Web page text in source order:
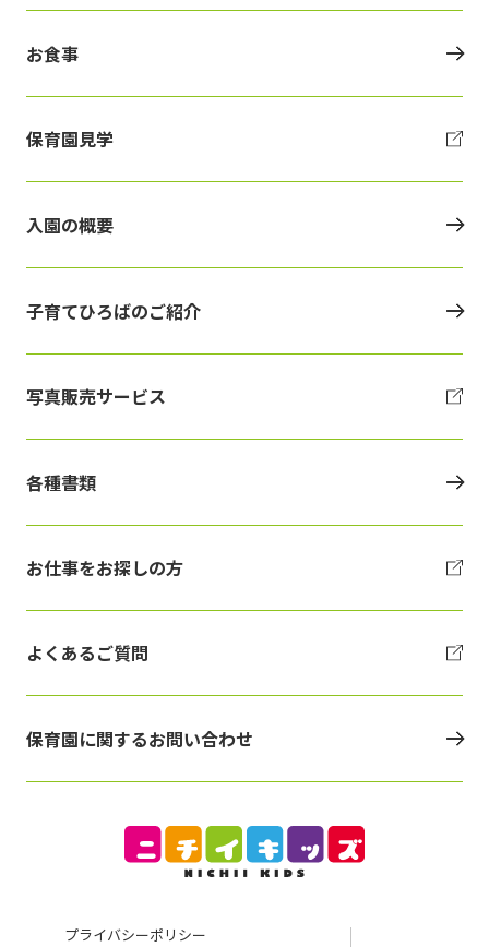
プライバシーポリシー
お食事
保育園見学
入園の概要
子育てひろばのご紹介
写真販売サービス
各種書類
お仕事をお探しの方
よくあるご質問
保育園に関するお問い合わせ